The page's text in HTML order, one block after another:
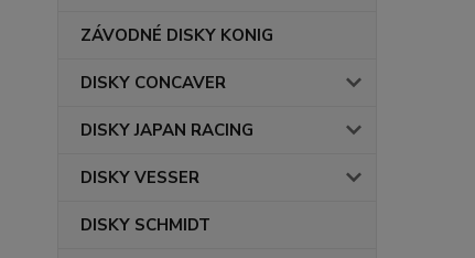
ZÁVODNÉ DISKY KONIG
DISKY CONCAVER
DISKY JAPAN RACING
DISKY VESSER
DISKY SCHMIDT